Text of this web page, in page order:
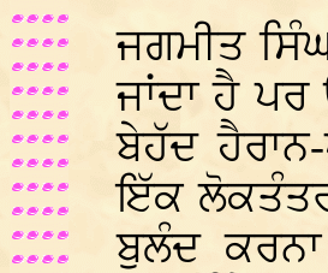
ਜਗਮੀਤ
ਜਾਂਦਾ ਹੈ
ਬੇਹੱਦ
ਇੱਕ
ਬੁਲੰਦ